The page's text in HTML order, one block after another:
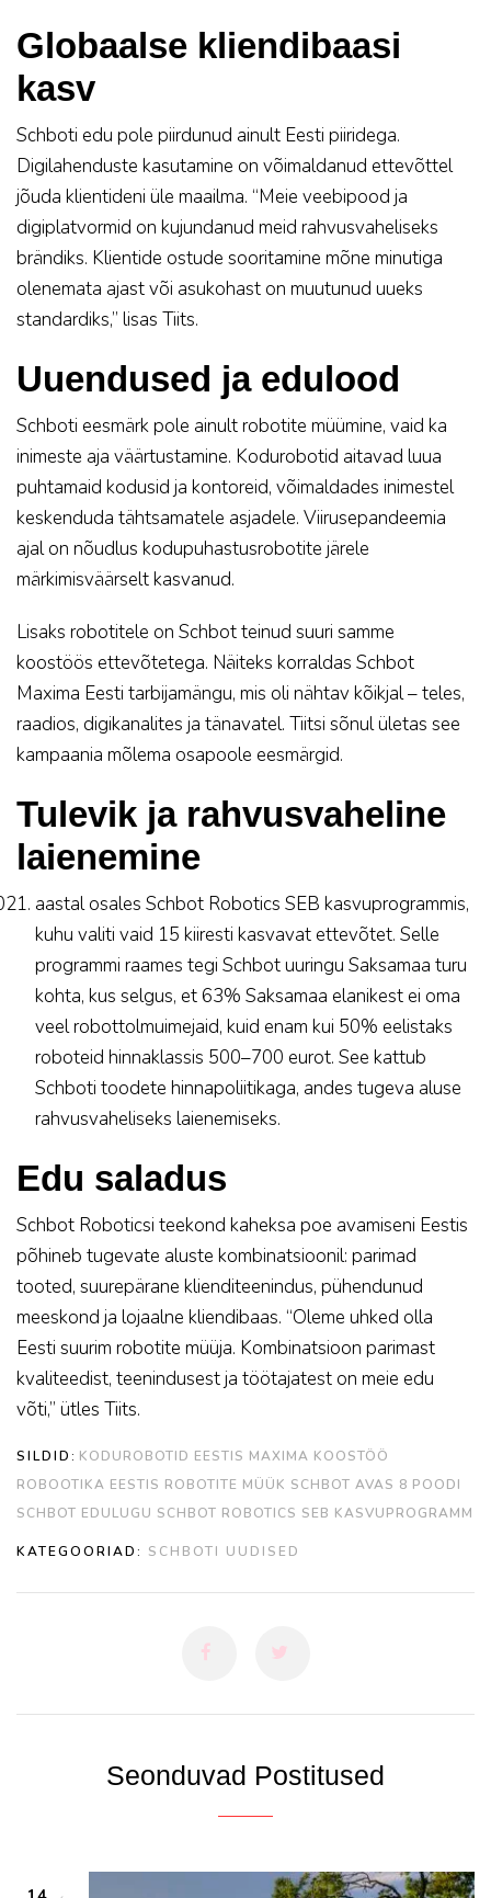
Globaalse kliendibaasi
kasv
Schboti edu pole piirdunud ainult Eesti piiridega.
Digilahenduste kasutamine on võimaldanud ettevõttel
jõuda klientideni üle maailma. “Meie veebipood ja
digiplatvormid on kujundanud meid rahvusvaheliseks
brändiks. Klientide ostude sooritamine mõne minutiga
olenemata ajast või asukohast on muutunud uueks
standardiks,” lisas Tiits.
Uuendused ja edulood
Schboti eesmärk pole ainult robotite müümine, vaid ka
inimeste aja väärtustamine. Kodurobotid aitavad luua
puhtamaid kodusid ja kontoreid, võimaldades inimestel
keskenduda tähtsamatele asjadele. Viirusepandeemia
ajal on nõudlus kodupuhastusrobotite järele
märkimisväärselt kasvanud.
Lisaks robotitele on Schbot teinud suuri samme
koostöös ettevõtetega. Näiteks korraldas Schbot
Maxima Eesti tarbijamängu, mis oli nähtav kõikjal – teles,
raadios, digikanalites ja tänavatel. Tiitsi sõnul ületas see
kampaania mõlema osapoole eesmärgid.
Tulevik ja rahvusvaheline
laienemine
aastal osales Schbot Robotics SEB kasvuprogrammis,
kuhu valiti vaid 15 kiiresti kasvavat ettevõtet. Selle
programmi raames tegi Schbot uuringu Saksamaa turu
kohta, kus selgus, et 63% Saksamaa elanikest ei oma
veel robottolmuimejaid, kuid enam kui 50% eelistaks
roboteid hinnaklassis 500–700 eurot. See kattub
Schboti toodete hinnapoliitikaga, andes tugeva aluse
rahvusvaheliseks laienemiseks.
Edu saladus
Schbot Roboticsi teekond kaheksa poe avamiseni Eestis
põhineb tugevate aluste kombinatsioonil: parimad
tooted, suurepärane klienditeenindus, pühendunud
meeskond ja lojaalne kliendibaas. “Oleme uhked olla
Eesti suurim robotite müüja. Kombinatsioon parimast
kvaliteedist, teenindusest ja töötajatest on meie edu
võti,” ütles Tiits.
SILDID: KODUROBOTID EESTIS MAXIMA KOOSTÖÖ
ROBOOTIKA EESTIS ROBOTITE MÜÜK SCHBOT AVAS 8 POODI
SCHBOT EDULUGU SCHBOT ROBOTICS SEB KASVUPROGRAMM
KATEGOORIAD: SCHBOTI UUDISED
Seonduvad Postitused